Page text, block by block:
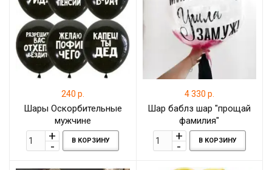
240 р.
Шары Оскорбительные
мужчине
В КОРЗИНУ
4 330 р.
Шар баблз шар "прощай
фамилия"
В КОРЗИНУ